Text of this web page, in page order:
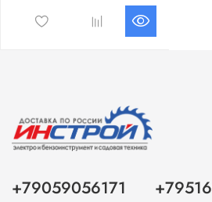
+79059056171